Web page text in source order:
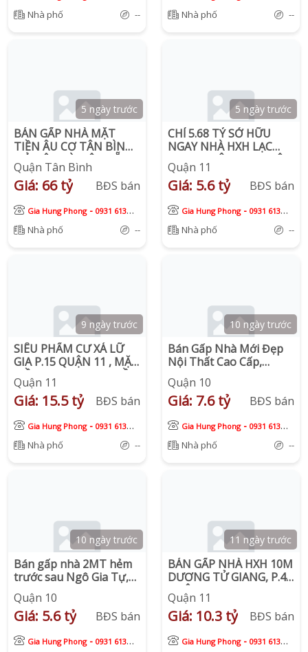
913 Nhà phố --
913 Nhà phố --
5 ngày trước
BÁN GẤP NHÀ MẶT
TIỀN ÂU CƠ TÂN BÌNH ,
NỞ HẬU TÀI LỘC, SẴN
DÒNG TIỀN PNJ
130TR/THÁNG
Quận Tân Bình
Giá: 66 tỷ BĐS bán
Gia Hung Phong- 0931 613
913 Nhà phố --
5 ngày trước
CHỈ 5.68 TỶ SỞ HỮU
NGAY NHÀ HXH LẠC
LONG QUÂN, P.3, QUẬN
11
Quận 11
Giá: 5.6 tỷ BĐS bán
Gia Hung Phong- 0931 613
913 Nhà phố --
9 ngày trước
SIÊU PHẨM CƯ XÁ LỮ
GIA P.15 QUẬN 11 , MẶT
TIỀN KINH DOANH SẦM
UẤT, NGAY ĐH BÁCH
KHOA
Quận 11
Giá: 15.5 tỷ BĐS bán
Gia Hung Phong- 0931 613
913 Nhà phố --
10 ngày trước
Bán Gấp Nhà Mới Đẹp
Nội Thất Cao Cấp,
Trung Tâm Quận 10,
Chỉ 7,6 Tỷ
Quận 10
Giá: 7.6 tỷ BĐS bán
Gia Hung Phong- 0931 613
913 Nhà phố --
10 ngày trước
Bán gấp nhà 2MT hẻm
trước sau Ngô Gia Tự,
Phường 9, Quận 10.
Quận 10
Giá: 5.6 tỷ BĐS bán
Gia Hung Phong- 0931 613
11 ngày trước
BÁN GẤP NHÀ HXH 10M
DƯƠNG TỬ GIANG, P.4,
QUẬN 11
Quận 11
Giá: 10.3 tỷ BĐS bán
Gia Hung Phong- 0931 613